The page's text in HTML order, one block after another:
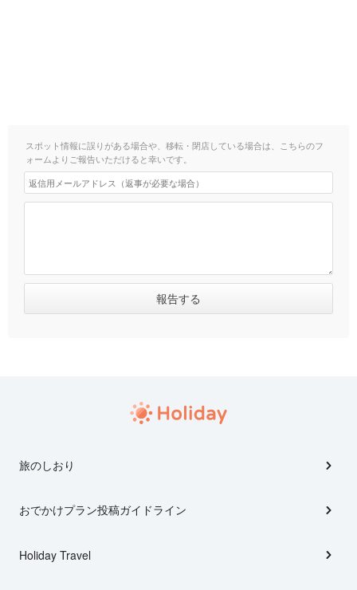
スポット情報に誤りがある場合や、移転・閉店している場合は、こちらのフ
ォームよりご報告いただけると幸いです。
旅のしおり
おでかけプラン投稿ガイドライン
Holiday Travel